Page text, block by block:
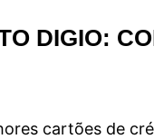
DIGIO:
cartões de